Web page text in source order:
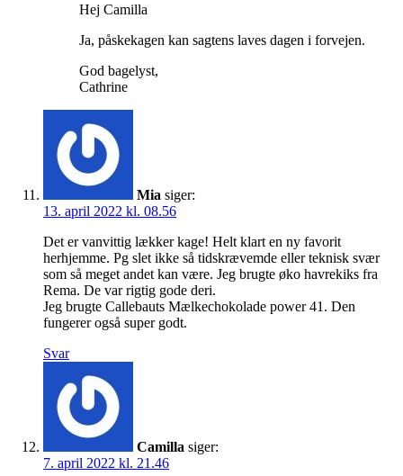
Hej Camilla
Ja, påskekagen kan sagtens laves dagen i forvejen.
God bagelyst,
Cathrine
Mia siger:
13. april 2022 kl. 08.56
Det er vanvittig lækker kage! Helt klart en ny favorit
herhjemme. Pg slet ikke så tidskrævemde eller teknisk svær
som så meget andet kan være. Jeg brugte øko havrekiks fra
Rema. De var rigtig gode deri.
Jeg brugte Callebauts Mælkechokolade power 41. Den
fungerer også super godt.
Svar
Camilla siger:
7. april 2022 kl. 21.46